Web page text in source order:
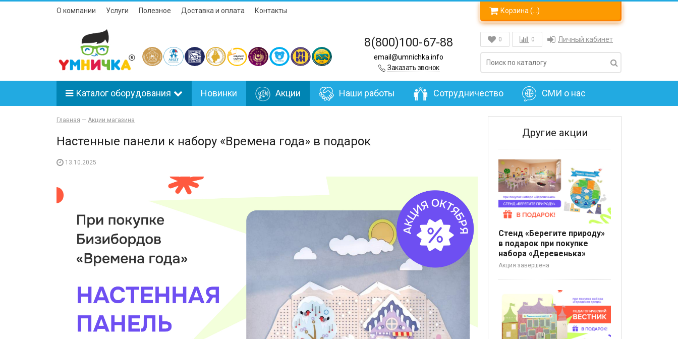
О компании Услуги Полезное Доставка и оплата Контакты Корзина ( )
8(800)100-67-88
email@umnichka.info
Заказать звонок
0 0 Личный кабинет
Каталог оборудования Новинки Акции Наши работы Сотрудничество СМИ о нас
Главная — Акции магазина
Настенные панели к набору «Времена года» в подарок
13.10.2025
Другие акции
Стенд «Берегите природу»
в подарок при покупке
набора «Деревенька»
Акция завершена